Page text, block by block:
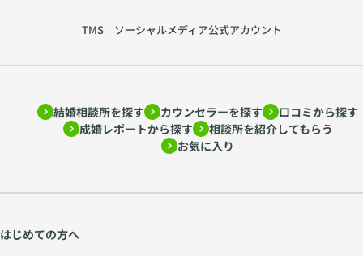
TMS ソーシャルメディア公式アカウント
結婚相談所を探す カウンセラーを探す
口コミから探す
成婚レポートから探す
相談所を紹介してもらう
お気に入り
はじめての方へ